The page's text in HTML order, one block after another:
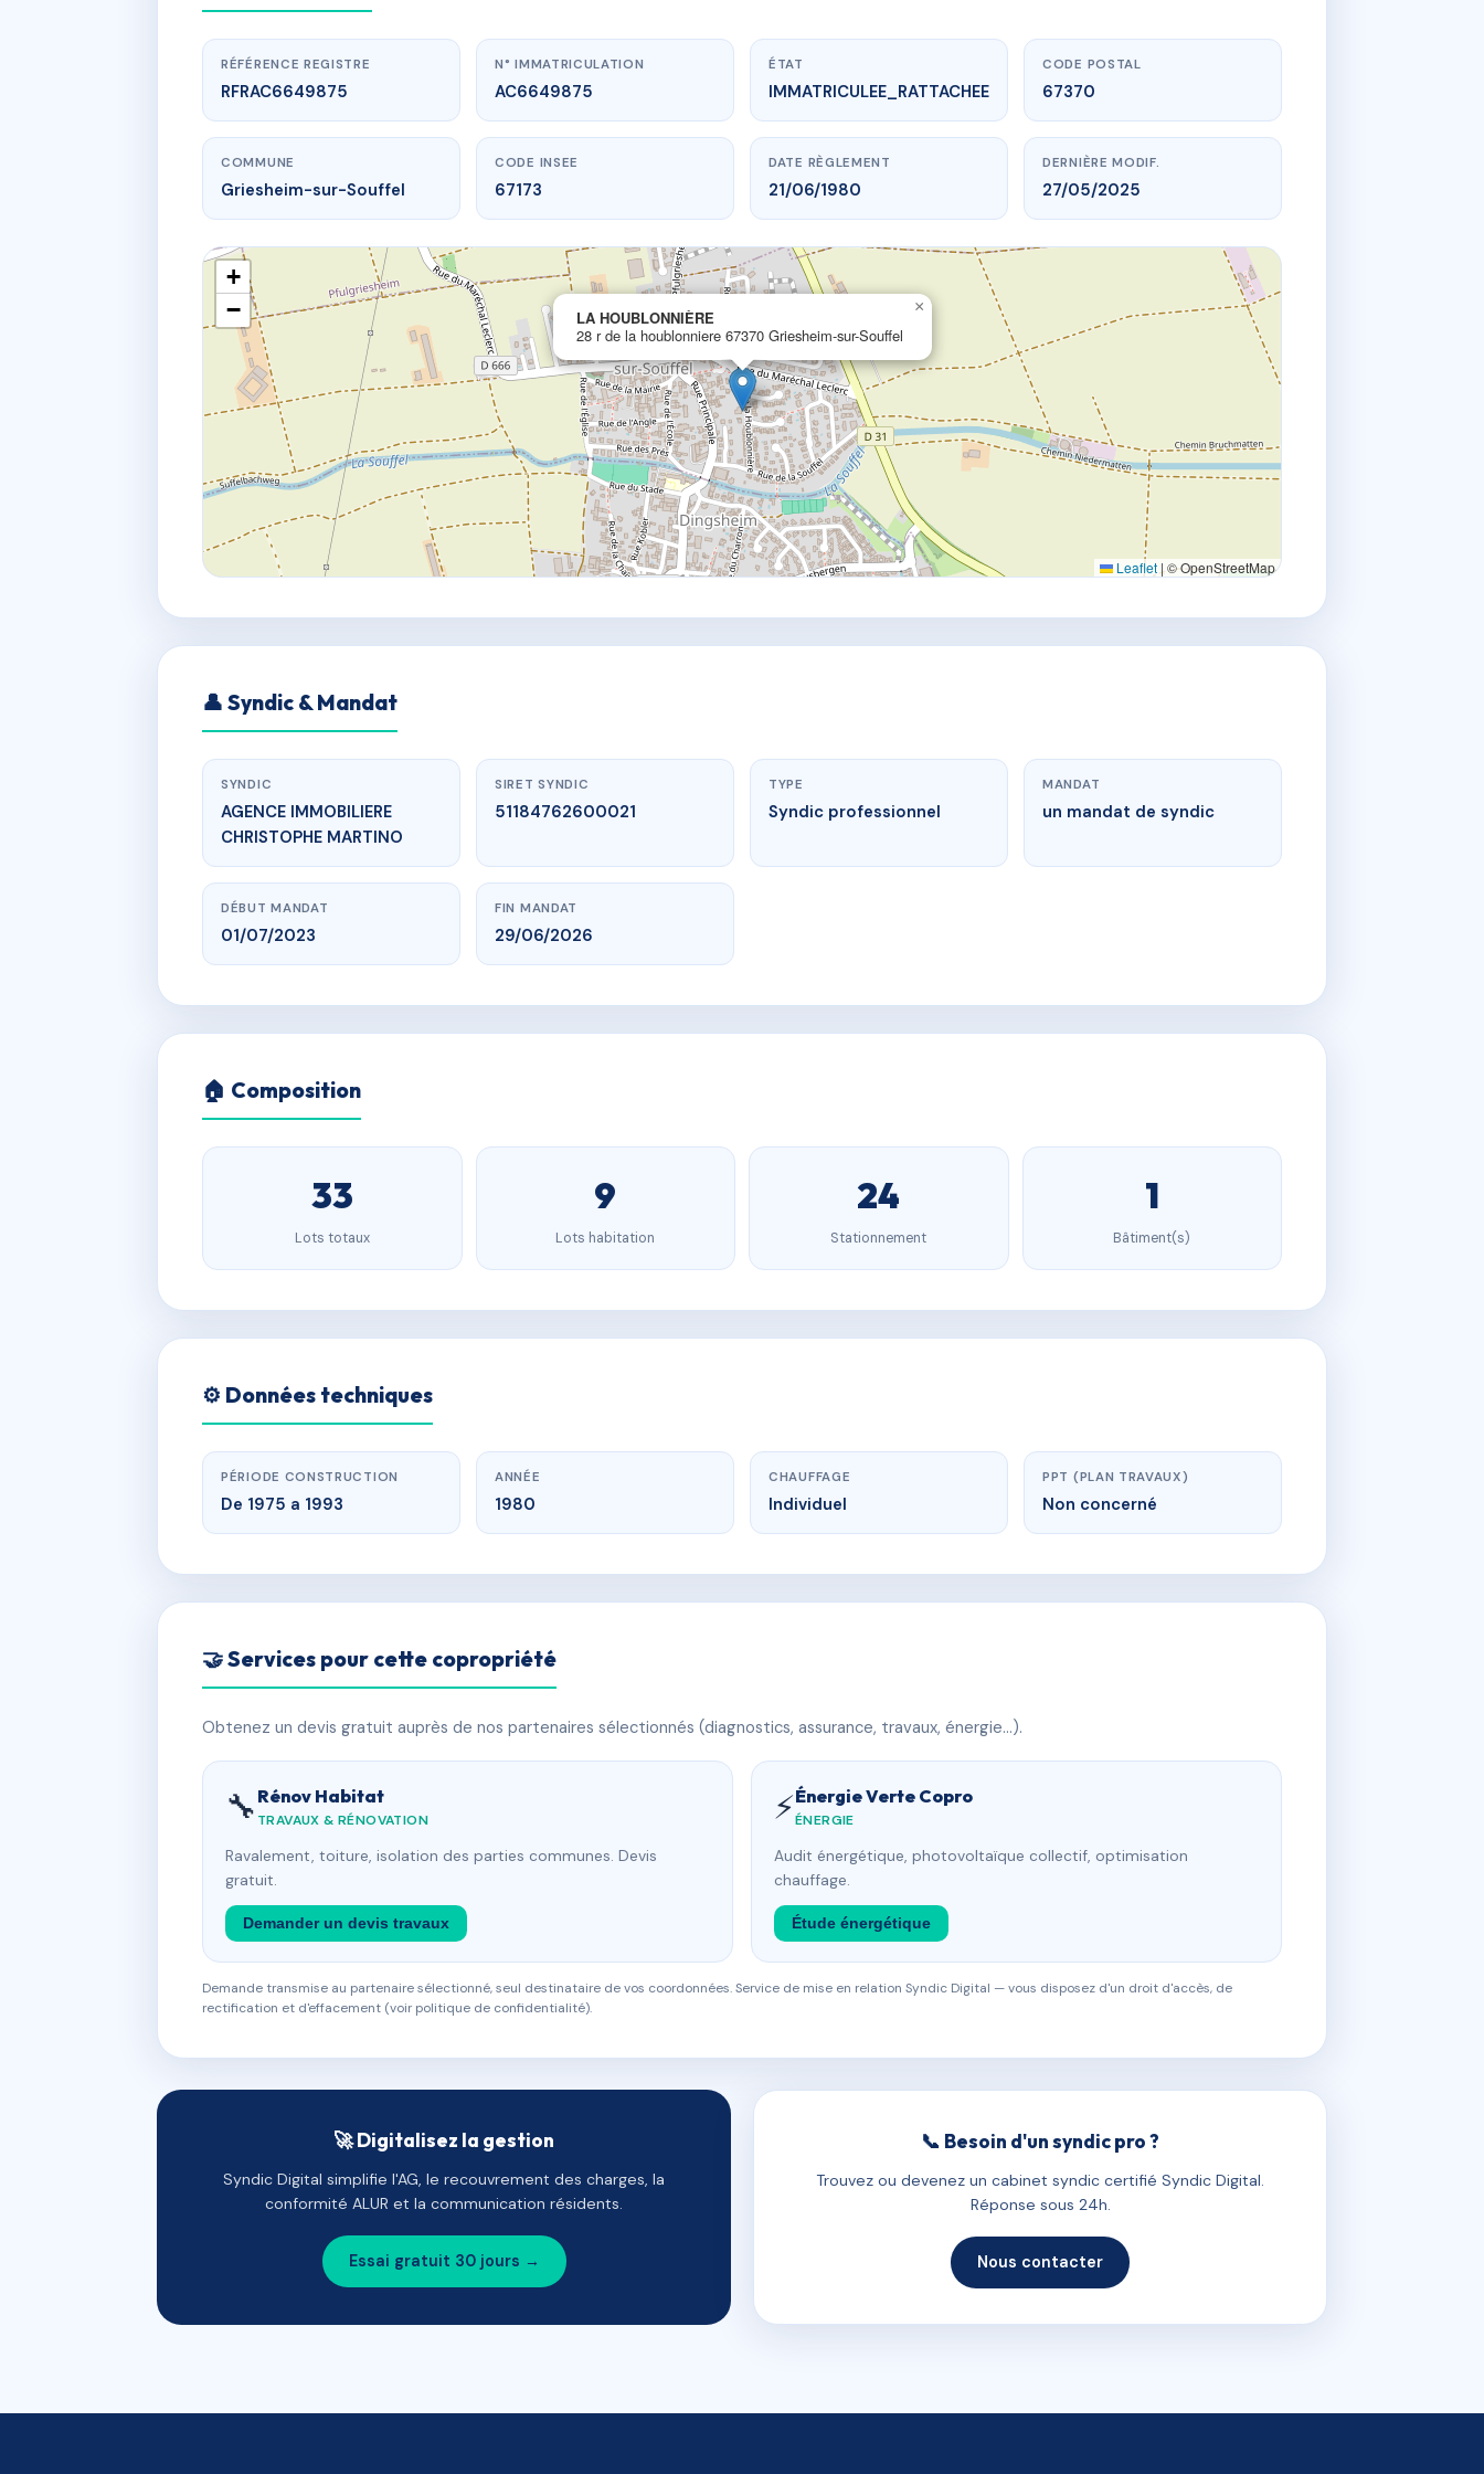
www.vme.plus/AC6649875
LA HOUBLONNIÈRE
28 r de la houblonniere67370 Griesheim-sur-Souffel
RÉFÉRENCE REGISTRE
RFRAC6649875
N° IMMATRICULATION
AC6649875
ÉTAT
IMMATRICULEE_RATTACHEE
CODE POSTAL
67370
COMMUNE
Griesheim-sur-Souffel
CODE INSEE
67173
DATE RÈGLEMENT
21/06/1980
DERNIÈRE MODIF.
27/05/2025
LA HOUBLONNIÈRE
28 r de la houblonniere 67370 Griesheim-sur-Souffel
×
+
−
Leaflet |© OpenStreetMap
👤 Syndic & Mandat
SYNDIC
AGENCE IMMOBILIERE
CHRISTOPHE MARTINO
SIRET SYNDIC
51184762600021
TYPE
Syndic professionnel
MANDAT
un mandat de syndic
DÉBUT MANDAT
01/07/2023
FIN MANDAT
29/06/2026
🏠 Composition
33
Lots totaux
9
Lots habitation
24
Stationnement
1
Bâtiment(s)
⚙️ Données techniques
PÉRIODE CONSTRUCTION
De 1975 a 1993
ANNÉE
1980
CHAUFFAGE
Individuel
PPT (PLAN TRAVAUX)
Non concerné
🤝 Services pour cette copropriété
Obtenez un devis gratuit auprès de nos partenaires sélectionnés (diagnostics, assurance, travaux, énergie…).
🔧 Rénov Habitat
TRAVAUX & RÉNOVATION
Ravalement, toiture, isolation des parties communes. Devis
gratuit.
Demander un devis travaux
⚡Énergie Verte Copro
ÉNERGIE
Audit énergétique, photovoltaïque collectif, optimisation
chauffage.
Étude énergétique
Demande transmise au partenaire sélectionné, seul destinataire de vos coordonnées. Service de mise en relation Syndic Digital — vous disposez d'un droit d'accès, de
rectification et d'effacement (voir politique de confidentialité).
🚀 Digitalisez la gestion
Syndic Digital simplifie l'AG, le recouvrement des charges, la
conformité ALUR et la communication résidents.
Essai gratuit 30 jours →
📞 Besoin d'un syndic pro ?
Trouvez ou devenez un cabinet syndic certifié Syndic Digital.
Réponse sous 24h.
Nous contacter